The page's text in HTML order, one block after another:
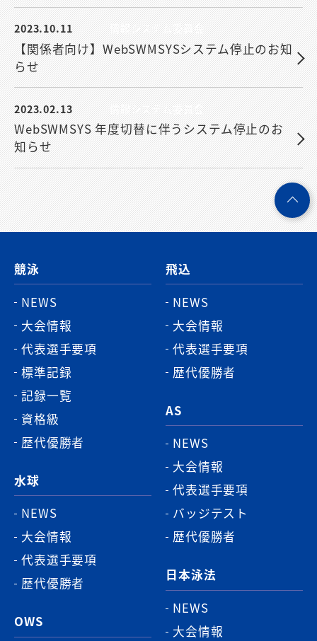
2023.10.11 情報システム委員会
【関係者向け】WebSWMSYSシステム停止のお知
らせ
2023.02.13 情報システム委員会
WebSWMSYS 年度切替に伴うシステム停止のお
知らせ
競泳
NEWS
大会情報
代表選手要項
標準記録
記録一覧
資格級
歴代優勝者
水球
NEWS
大会情報
代表選手要項
歴代優勝者
OWS
飛込
NEWS
大会情報
代表選手要項
歴代優勝者
AS
NEWS
大会情報
代表選手要項
バッジテスト
歴代優勝者
日本泳法
NEWS
大会情報